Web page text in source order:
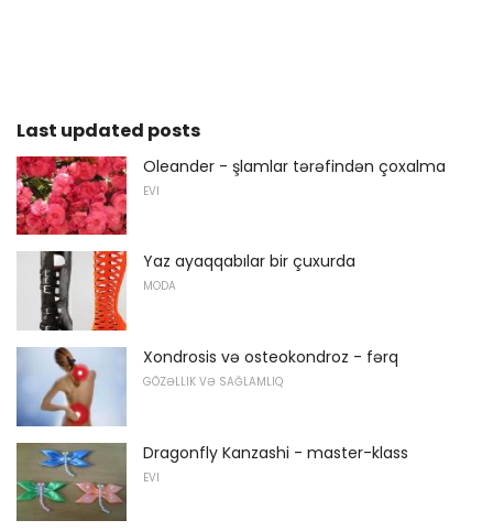
Last updated posts
Oleander - şlamlar tərəfindən çoxalma
EVI
Yaz ayaqqabılar bir çuxurda
MODA
Xondrosis və osteokondroz - fərq
GÖZƏLLIK VƏ SAĞLAMLIQ
Dragonfly Kanzashi - master-klass
EVI